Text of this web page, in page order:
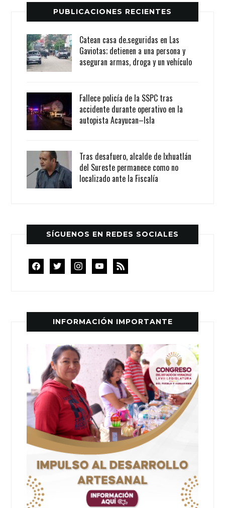
PUBLICACIONES RECIENTES
Catean casa de.seguridas en Las
Gaviotas; detienen a una persona y
aseguran armas, droga y un vehículo
Fallece policía de la SSPC tras
accidente durante operativo en la
autopista Acayucan–Isla
Tras desafuero, alcalde de Ixhuatlán
del Sureste permanece como no
localizado ante la Fiscalía
SÍGUENOS EN REDES SOCIALES
facebooktwitterinstagramyoutube
rss
INFORMACIÓN IMPORTANTE